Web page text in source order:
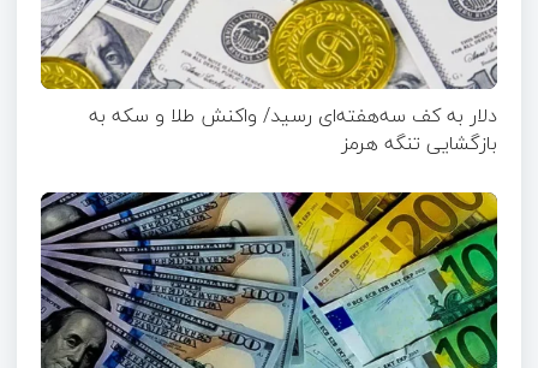
دلار به کف سه‌هفته‌ای رسید/ واکنش طلا و سکه به
بازگشایی تنگه هرمز